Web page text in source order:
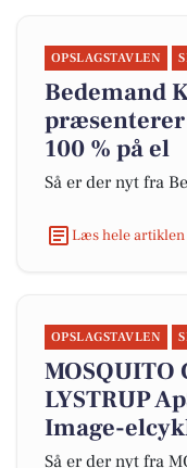
OPSLAGSTAVLEN
Bedemand
100 % på el
Så er der nyt fra
Læs hele
OPSLAGSTAVLEN
MOSQUITO
LYSTRUP
Image-
Så er der nyt fra